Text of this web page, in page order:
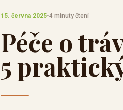
15. června 2025•4 minuty čtení
Péče o
5